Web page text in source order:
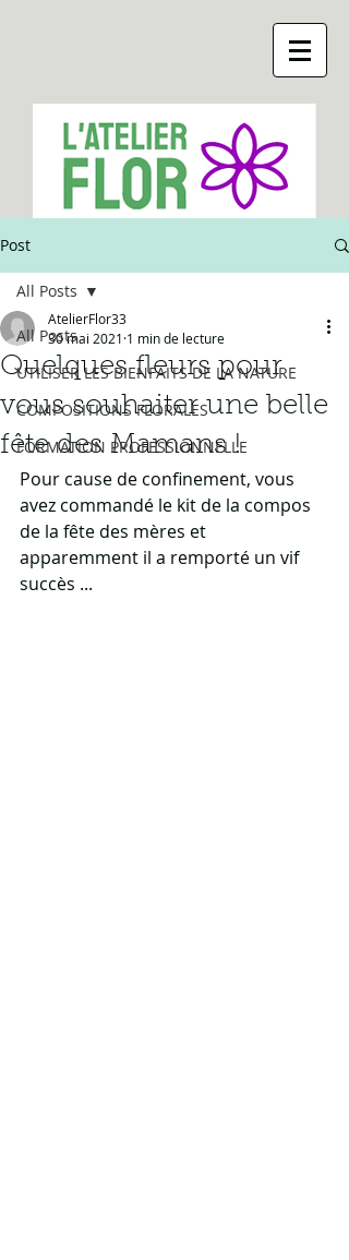
Post
All Posts
UTILISER LES BIENFAITS DE LA NATURE
COMPOSITIONS FLORALES
FORMATION PROFESSIONNELLE
All Posts
Quelques fleurs pour
vous souhaiter une belle
fête des Mamans !
AtelierFlor33
30 mai 2021 1 min de lecture
Pour cause de confinement, vous
avez commandé le kit de la compos
de la fête des mères et
apparemment il a remporté un vif
succès ...